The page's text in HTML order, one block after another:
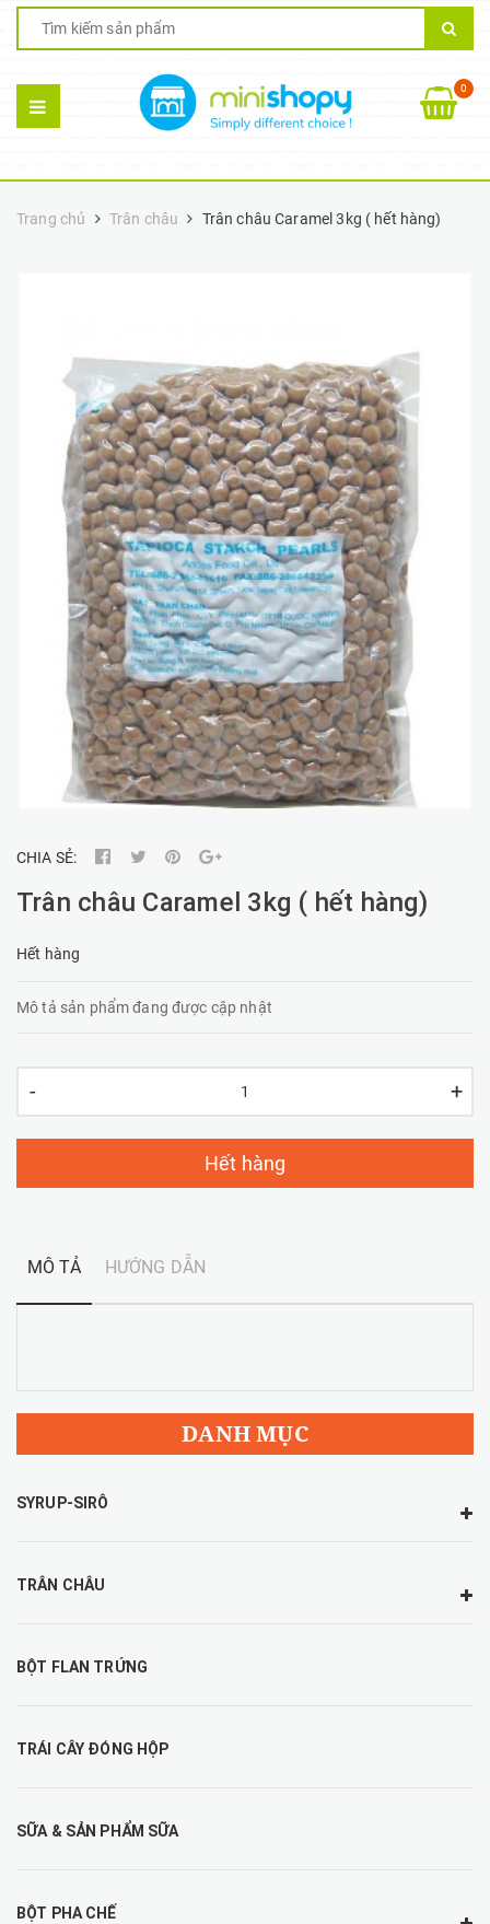
0
Trang chủ Trân châu Trân châu Caramel 3kg ( hết hàng)
CHIA SẺ:
Trân châu Caramel 3kg ( hết hàng)
Hết hàng
Mô tả sản phẩm đang được cập nhật
- +
Hết hàng
MÔ TẢ HƯỚNG DẪN
DANH MỤC
SYRUP-SIRÔ
TRÂN CHÂU
BỘT FLAN TRỨNG
TRÁI CÂY ĐÓNG HỘP
SỮA & SẢN PHẨM SỮA
BỘT PHA CHẾ